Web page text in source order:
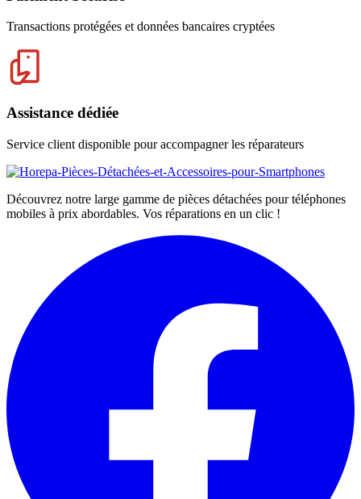
Transactions protégées et données bancaires cryptées
Assistance dédiée
Service client disponible pour accompagner les réparateurs
Découvrez notre large gamme de pièces détachées pour téléphones
mobiles à prix abordables. Vos réparations en un clic !